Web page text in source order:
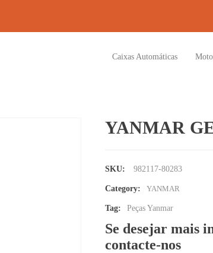
Caixas Automáticas
YANMAR
SKU: 982117-80283
Category: YANMAR
Tag: Peças Yanmar
Se desejar mais
contacte-nos